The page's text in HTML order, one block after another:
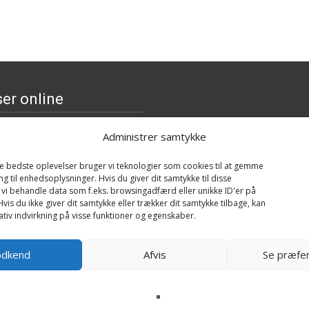
Administrer samtykke
bedste oplevelser bruger vi teknologier som cookies til at gemme
til enhedsoplysninger. Hvis du giver dit samtykke til disse
behandle data som f.eks. browsingadfærd eller unikke ID'er på
du ikke giver dit samtykke eller trækker dit samtykke tilbage, kan
indvirkning på visse funktioner og egenskaber.
Afvis Se
online
& Baby Mack (lam),
159kr.
Anni the Purple
(30cm)
- Faithful Friends
299kr.